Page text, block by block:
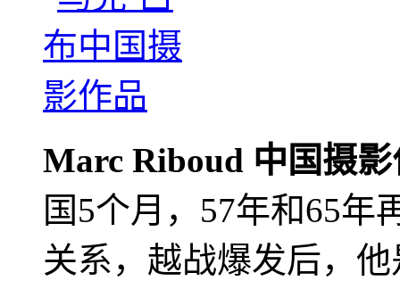
Marc Riboud 中国摄
国5个月，57年和65年
关系，越战爆发后，